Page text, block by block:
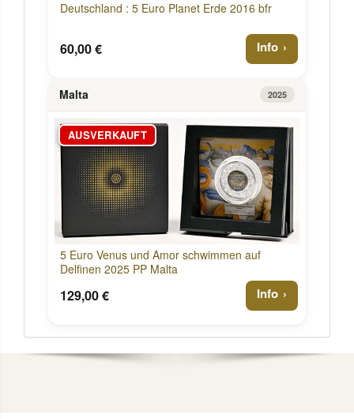
Deutschland : 5 Euro Planet Erde 2016 bfr
60,00 € Info
Malta 2025
AUSVERKAUFT
5 Euro Venus und Amor schwimmen auf
Delfinen 2025 PP Malta
129,00 € Info